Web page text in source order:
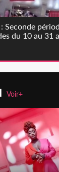
Seconde
du 10 au 31
Voir+